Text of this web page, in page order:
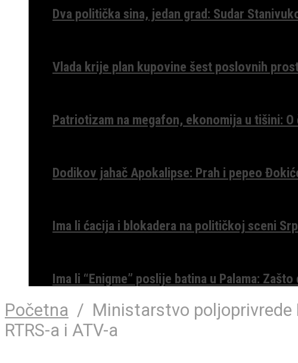
Dva politička sina, jedan grad: Sudar
Vlada krije plan kupovine šest poslovnih
Patriotizam na megafon, ekonomija u tišini:
Dodikov jahač Apokalipse: Prah i pepeo
Ima li ćacija i blokadera na političkoj sceni
Ima li “Enigme” poslije batina u Palama:
Početna / Ministarstvo poljoprivrede
RTRS-a i ATV-a